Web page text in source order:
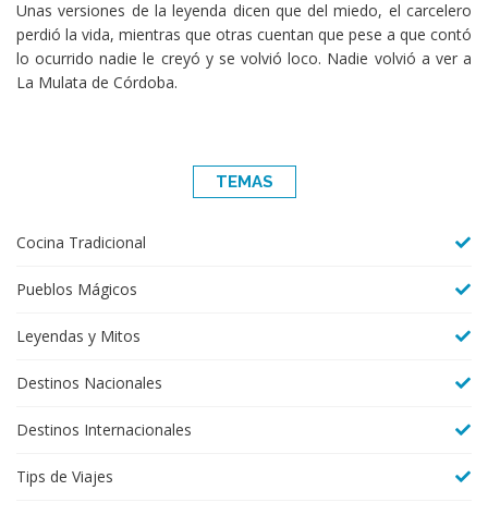
Unas versiones de la leyenda dicen que del miedo, el carcelero
perdió la vida, mientras que otras cuentan que pese a que contó
lo ocurrido nadie le creyó y se volvió loco. Nadie volvió a ver a
La Mulata de Córdoba.
TEMAS
Cocina Tradicional
Pueblos Mágicos
Leyendas y Mitos
Destinos Nacionales
Destinos Internacionales
Tips de Viajes